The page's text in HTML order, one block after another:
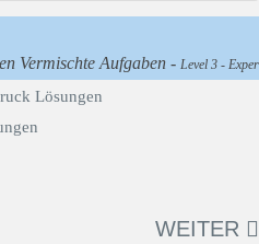
Vermischte Aufgaben - Level 3 -
WEITER